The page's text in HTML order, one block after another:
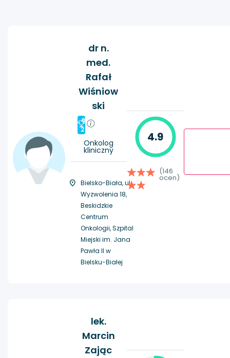
dr n.
med.
Rafał
Wiśniow
ski
#
2
Onkolog
kliniczny
Bielsko-Biała, ul.
Wyzwolenia 18,
Beskidzkie
Centrum
Onkologii, Szpital
Miejski im. Jana
Pawła II w
Bielsku-Białej
4.9
(146
ocen)
lek.
Marcin
Zając